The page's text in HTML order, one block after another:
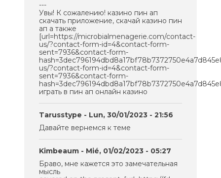
---
Увы! К сожалению! казино пин ап
скачать приложение, скачай казино пин
ап а также
[url=https://microbialmenagerie.com/contact-
us/?contact-form-id=4&contact-form-
sent=7936&contact-form-
us/?contact-form-id=4&contact-form-
sent=7936&contact-form-
играть в пин ап онлайн казино
Tarusstype - Lun, 30/01/2023 - 21:56
Давайте вернемся к теме
Kimbeaum - Mié, 01/02/2023 - 05:27
Браво, мне кажется это замечательная
мысль